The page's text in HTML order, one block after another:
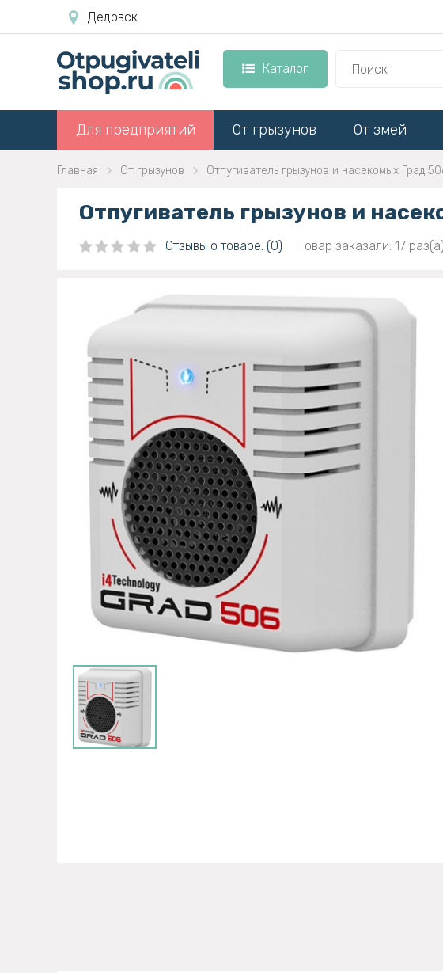
Дедовск
Каталог
Для предприятий От грызунов От змей
Главная От грызунов Отпугиватель грызунов и насекомых Град
Отпугиватель грызунов и
Отзывы о товаре: (0) Товар заказали: 17 раз(а)